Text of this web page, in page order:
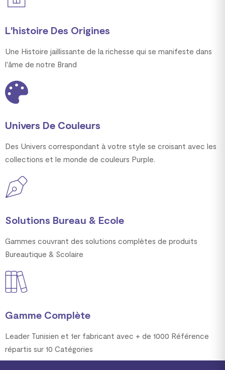
L'histoire Des Origines
Une Histoire jaillissante de la richesse qui se manifeste dans
l'âme de notre Brand
Univers De Couleurs
Des Univers correspondant à votre style se croisant avec les
collections et le monde de couleurs Purple.
Solutions Bureau & Ecole
Gammes couvrant des solutions complètes de produits
Bureautique & Scolaire
Gamme Complète
Leader Tunisien et 1er fabricant avec + de 1000 Référence
répartis sur 10 Catégories